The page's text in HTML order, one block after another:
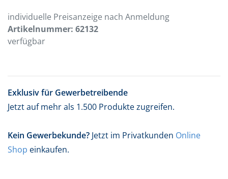
individuelle Preisanzeige nach Anmeldung
Artikelnummer: 62132
verfügbar
Exklusiv für Gewerbetreibende
Jetzt auf mehr als 1.500 Produkte zugreifen.
Kein Gewerbekunde? Jetzt im Privatkunden Online
Shop einkaufen.